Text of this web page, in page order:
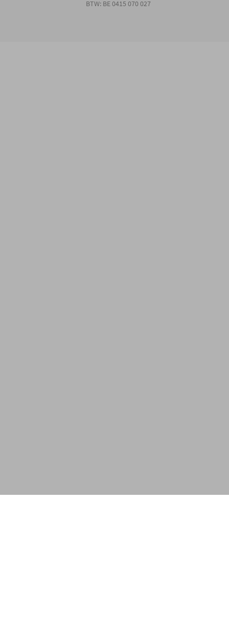
BTW: BE 0415 070 027